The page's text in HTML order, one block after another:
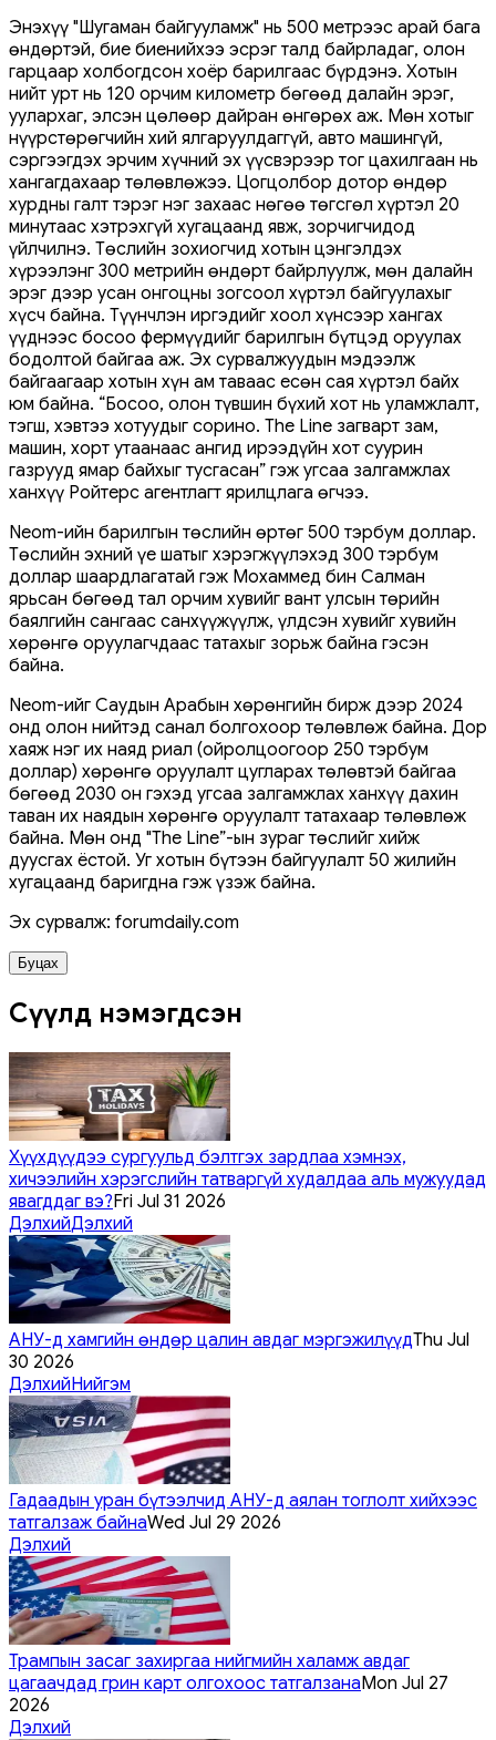
Энэхүү "Шугаман байгууламж" нь 500 метрээс арай бага
өндөртэй, бие биенийхээ эсрэг талд байрладаг, олон
гарцаар холбогдсон хоёр барилгаас бүрдэнэ. Хотын
нийт урт нь 120 орчим километр бөгөөд далайн эрэг,
уулархаг, элсэн цөлөөр дайран өнгөрөх аж. Мөн хотыг
нүүрстөрөгчийн хий ялгаруулдаггүй, авто машингүй,
сэргээгдэх эрчим хүчний эх үүсвэрээр тог цахилгаан нь
хангагдахаар төлөвлөжээ. Цогцолбор дотор өндөр
хурдны галт тэрэг нэг захаас нөгөө төгсгөл хүртэл 20
минутаас хэтрэхгүй хугацаанд явж, зорчигчидод
үйлчилнэ. Төслийн зохиогчид хотын цэнгэлдэх
хүрээлэнг 300 метрийн өндөрт байрлуулж, мөн далайн
эрэг дээр усан онгоцны зогсоол хүртэл байгуулахыг
хүсч байна. Түүнчлэн иргэдийг хоол хүнсээр хангах
үүднээс босоо фермүүдийг барилгын бүтцэд оруулах
бодолтой байгаа аж. Эх сурвалжуудын мэдээлж
байгаагаар хотын хүн ам таваас есөн сая хүртэл байх
юм байна. “Босоо, олон түвшин бүхий хот нь уламжлалт,
тэгш, хэвтээ хотуудыг сорино. The Line загварт зам,
машин, хорт утаанаас ангид ирээдүйн хот суурин
газрууд ямар байхыг тусгасан” гэж угсаа залгамжлах
ханхүү Ройтерс агентлагт ярилцлага өгчээ.
Neom-ийн барилгын төслийн өртөг 500 тэрбум доллар.
Төслийн эхний үе шатыг хэрэгжүүлэхэд 300 тэрбум
доллар шаардлагатай гэж Мохаммед бин Салман
ярьсан бөгөөд тал орчим хувийг вант улсын төрийн
баялгийн сангаас санхүүжүүлж, үлдсэн хувийг хувийн
хөрөнгө оруулагчдаас татахыг зорьж байна гэсэн
байна.
Neom-ийг Саудын Арабын хөрөнгийн бирж дээр 2024
онд олон нийтэд санал болгохоор төлөвлөж байна. Дор
хаяж нэг их наяд риал (ойролцоогоор 250 тэрбум
доллар) хөрөнгө оруулалт цугларах төлөвтэй байгаа
бөгөөд 2030 он гэхэд угсаа залгамжлах ханхүү дахин
таван их наядын хөрөнгө оруулалт татахаар төлөвлөж
байна. Мөн онд "The Line”-ын зураг төслийг хийж
дуусгах ёстой. Уг хотын бүтээн байгуулалт 50 жилийн
хугацаанд баригдна гэж үзэж байна.
Эх сурвалж: forumdaily.com
Буцах
Сүүлд нэмэгдсэн
Хүүхдүүдээ сургуульд бэлтгэх зардлаа хэмнэх,
хичээлийн хэрэгслийн татваргүй худалдаа аль мужуудад
явагддаг вэ?Fri Jul 31 2026
ДэлхийДэлхий
АНУ-д хамгийн өндөр цалин авдаг мэргэжилүүдThu Jul
30 2026
ДэлхийНийгэм
Гадаадын уран бүтээлчид АНУ-д аялан тоглолт хийхээс
татгалзаж байнаWed Jul 29 2026
Дэлхий
Трампын засаг захиргаа нийгмийн халамж авдаг
цагаачдад грин карт олгохоос татгалзанаMon Jul 27
2026
Дэлхий